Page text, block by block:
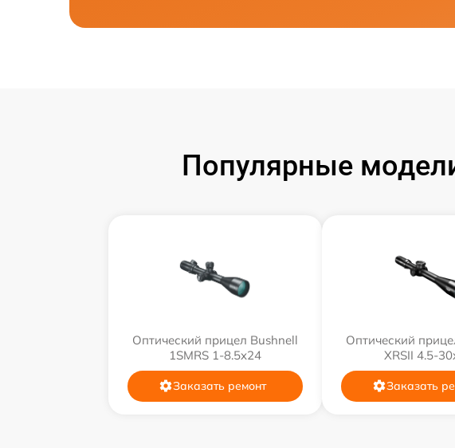
Популярные
Оптический прицел Bushnell
1SMRS 1-8.5x24
Заказать ремонт
Оптический
XRSII 4.5-
Заказать